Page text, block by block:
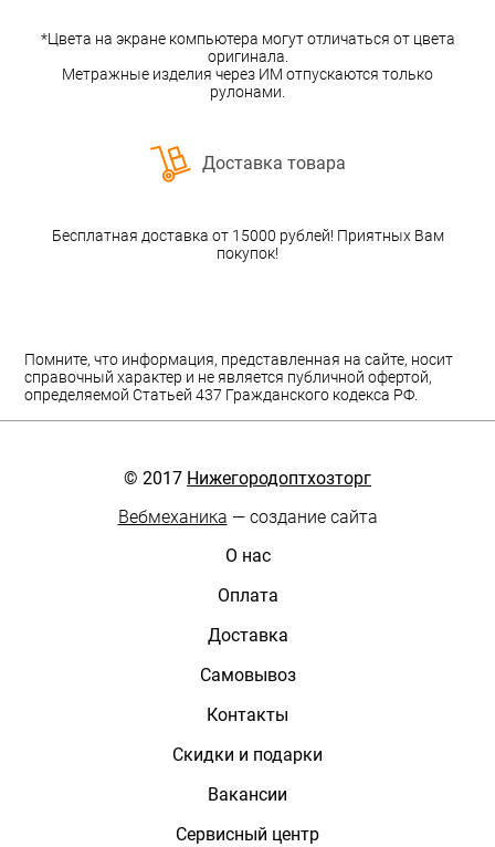
*Цвета на экране компьютера могут отличаться от цвета
оригинала.
Метражные изделия через ИМ отпускаются только
рулонами.
Доставка товара
Бесплатная доставка от 15000 рублей! Приятных Вам
покупок!
Помните, что информация, представленная на сайте, носит
справочный характер и не является публичной офертой,
определяемой Статьей 437 Гражданского кодекса РФ.
© 2017 Нижегородоптхозторг
Вебмеханика — создание сайта
О нас
Оплата
Доставка
Самовывоз
Контакты
Скидки и подарки
Вакансии
Сервисный центр